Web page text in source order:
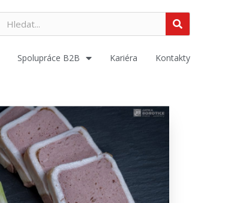
Spolupráce B2B Kariéra Kontakty